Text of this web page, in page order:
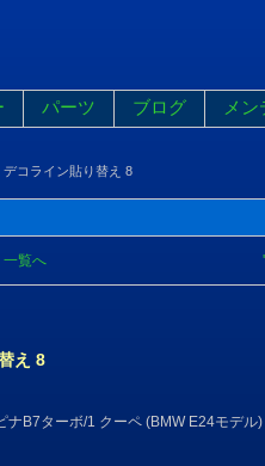
パーツ ブログ メ
コライン貼り替え 8
一覧へ
え 8
ナB7ターボ/1 クーペ (BMW E24モデル)